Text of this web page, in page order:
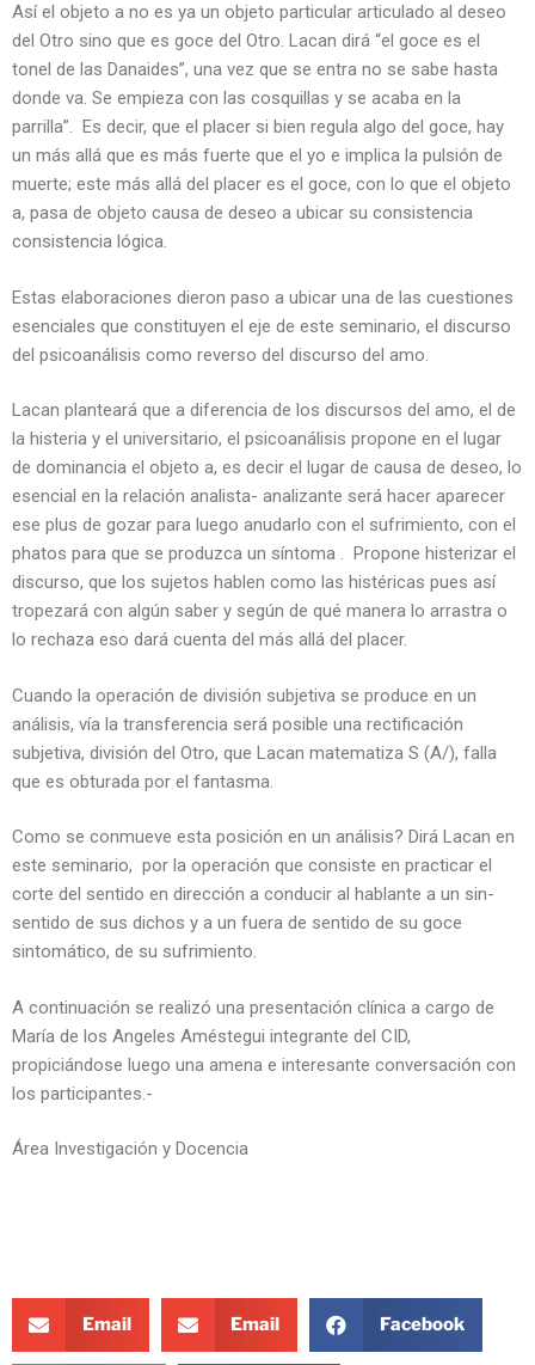
Así el objeto a no es ya un objeto particular articulado al deseo
del Otro sino que es goce del Otro. Lacan dirá “el goce es el
tonel de las Danaides”, una vez que se entra no se sabe hasta
donde va. Se empieza con las cosquillas y se acaba en la
parrilla”. Es decir, que el placer si bien regula algo del goce, hay
un más allá que es más fuerte que el yo e implica la pulsión de
muerte; este más allá del placer es el goce, con lo que el objeto
a, pasa de objeto causa de deseo a ubicar su consistencia
consistencia lógica.
Estas elaboraciones dieron paso a ubicar una de las cuestiones
esenciales que constituyen el eje de este seminario, el discurso
del psicoanálisis como reverso del discurso del amo.
Lacan planteará que a diferencia de los discursos del amo, el de
la histeria y el universitario, el psicoanálisis propone en el lugar
de dominancia el objeto a, es decir el lugar de causa de deseo, lo
esencial en la relación analista- analizante será hacer aparecer
ese plus de gozar para luego anudarlo con el sufrimiento, con el
phatos para que se produzca un síntoma . Propone histerizar el
discurso, que los sujetos hablen como las histéricas pues así
tropezará con algún saber y según de qué manera lo arrastra o
lo rechaza eso dará cuenta del más allá del placer.
Cuando la operación de división subjetiva se produce en un
análisis, vía la transferencia será posible una rectificación
subjetiva, división del Otro, que Lacan matematiza S (A/), falla
que es obturada por el fantasma.
Como se conmueve esta posición en un análisis? Dirá Lacan en
este seminario, por la operación que consiste en practicar el
corte del sentido en dirección a conducir al hablante a un sin-
sentido de sus dichos y a un fuera de sentido de su goce
sintomático, de su sufrimiento.
A continuación se realizó una presentación clínica a cargo de
María de los Angeles Améstegui integrante del CID,
propiciándose luego una amena e interesante conversación con
los participantes.-
Área Investigación y Docencia
Email Email Facebook